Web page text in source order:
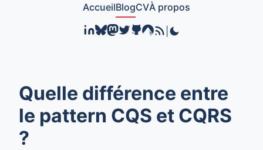
AccueilBlogCVÀ propos
Quelle différence entre
le pattern CQS et CQRS
?